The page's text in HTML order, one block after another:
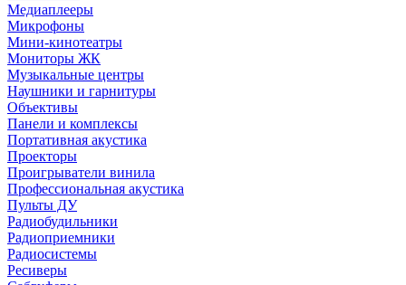
Медиаплееры
Микрофоны
Мини-кинотеатры
Мониторы ЖК
Музыкальные центры
Наушники и гарнитуры
Объективы
Панели и комплексы
Портативная акустика
Проекторы
Проигрыватели винила
Профессиональная акустика
Пульты ДУ
Радиобудильники
Радиоприемники
Радиосистемы
Ресиверы